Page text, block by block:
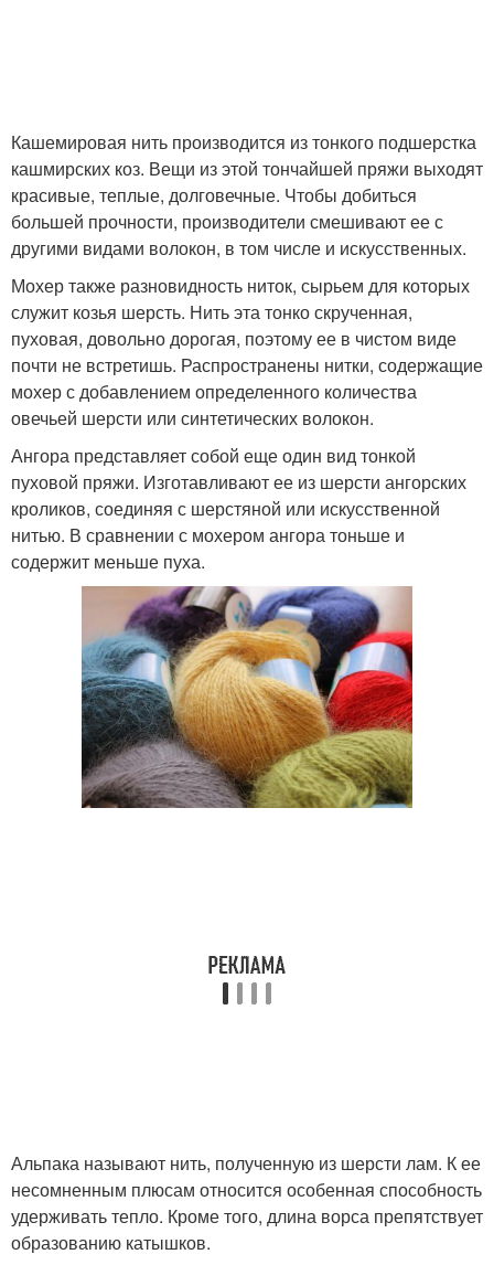
Кашемировая нить производится из тонкого подшерстка
кашмирских коз. Вещи из этой тончайшей пряжи выходят
красивые, теплые, долговечные. Чтобы добиться
большей прочности, производители смешивают ее с
другими видами волокон, в том числе и искусственных.
Мохер также разновидность ниток, сырьем для которых
служит козья шерсть. Нить эта тонко скрученная,
пуховая, довольно дорогая, поэтому ее в чистом виде
почти не встретишь. Распространены нитки, содержащие
мохер с добавлением определенного количества
овечьей шерсти или синтетических волокон.
Ангора представляет собой еще один вид тонкой
пуховой пряжи. Изготавливают ее из шерсти ангорских
кроликов, соединяя с шерстяной или искусственной
нитью. В сравнении с мохером ангора тоньше и
содержит меньше пуха.
Альпака называют нить, полученную из шерсти лам. К ее
несомненным плюсам относится особенная способность
удерживать тепло. Кроме того, длина ворса препятствует
образованию катышков.